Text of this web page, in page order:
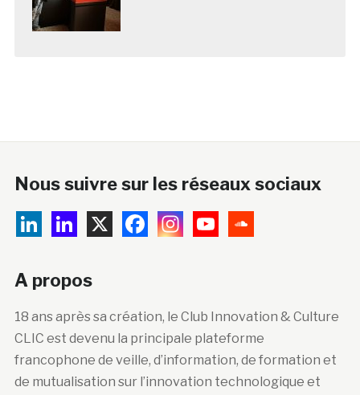
Nous suivre sur les réseaux sociaux
A propos
18 ans après sa création, le Club Innovation & Culture
CLIC est devenu la principale plateforme
francophone de veille, d’information, de formation et
de mutualisation sur l’innovation technologique et